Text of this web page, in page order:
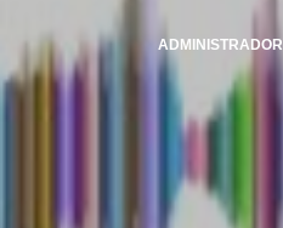
ADMINISTRADOR